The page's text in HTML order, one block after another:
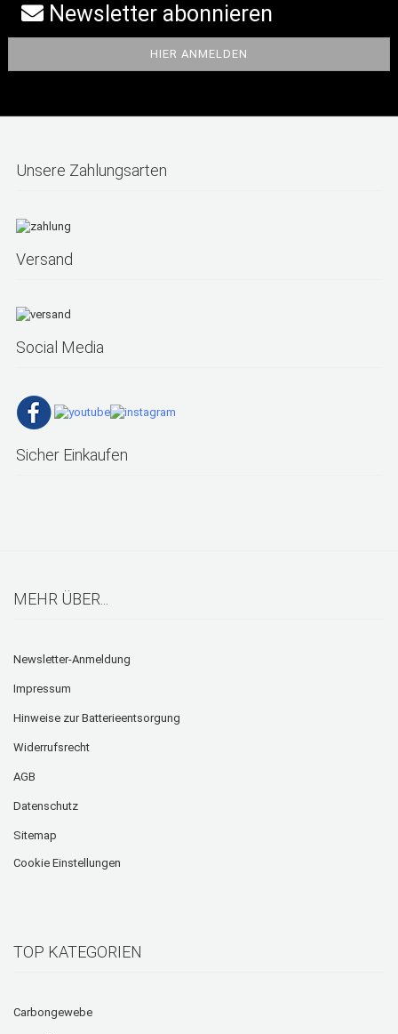
Newsletter abonnieren
Unsere Zahlungsarten
Versand
Social Media
Sicher Einkaufen
MEHR ÜBER...
Newsletter-Anmeldung
Impressum
Hinweise zur Batterieentsorgung
Widerrufsrecht
AGB
Datenschutz
Sitemap
Cookie Einstellungen
TOP KATEGORIEN
Carbongewebe